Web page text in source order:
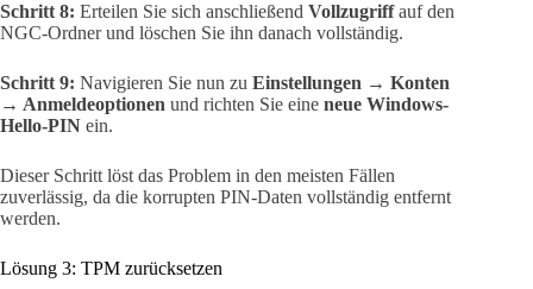
Schritt 8: Erteilen Sie sich anschließend Vollzugriffauf den
NGC-Ordner und löschen Sie ihn danach vollständig.
Schritt 9: Navigieren Sie nun zu Einstellungen → Konten
→ Anmeldeoptionen und richten Sie eine neue Windows-
Hello-PIN ein.
Dieser Schritt löst das Problem in den meisten Fällen
zuverlässig, da die korrupten PIN-Daten vollständig entfernt
werden.
Lösung 3: TPM zurücksetzen